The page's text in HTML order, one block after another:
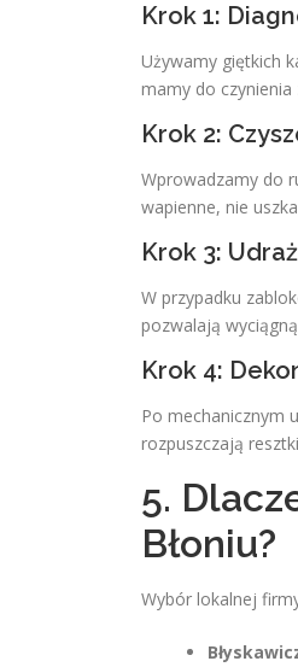
Krok 1:
Używamy giętkich
mamy do czynienia
Krok 2:
Wprowadzamy do
wapienne, nie
Krok 3:
W przypadku
pozwalają
Krok 4:
Po mechanicznym
rozpuszczają
5.
Błoniu?
Wybór lokalnej